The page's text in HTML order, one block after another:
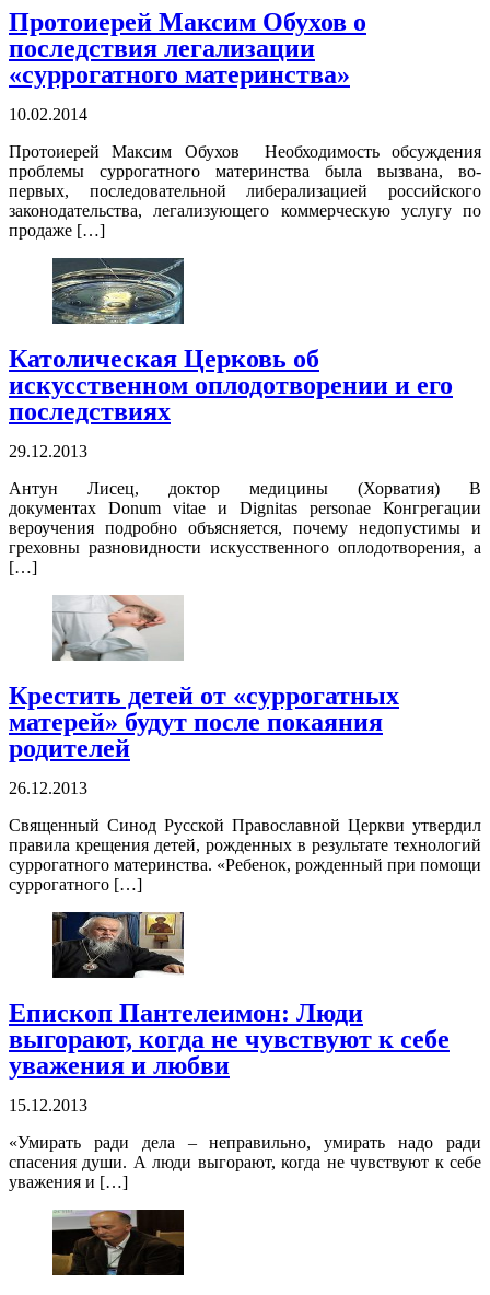
Протоиерей Максим Обухов о
последствия легализации
«суррогатного материнства»
10.02.2014
Протоиерей Максим Обухов Необходимость обсуждения
проблемы суррогатного материнства была вызвана, во-
первых, последовательной либерализацией российского
законодательства, легализующего коммерческую услугу по
продаже […]
Католическая Церковь об
искусственном оплодотворении и его
последствиях
29.12.2013
Антун Лисец, доктор медицины (Хорватия) В
документах Donum vitae и Dignitas personae Конгрегации
вероучения подробно объясняется, почему недопустимы и
греховны разновидности искусственного оплодотворения, а
[…]
Крестить детей от «суррогатных
матерей» будут после покаяния
родителей
26.12.2013
Священный Синод Русской Православной Церкви утвердил
правила крещения детей, рожденных в результате технологий
суррогатного материнства. «Ребенок, рожденный при помощи
суррогатного […]
Епископ Пантелеимон: Люди
выгорают, когда не чувствуют к себе
уважения и любви
15.12.2013
«Умирать ради дела – неправильно, умирать надо ради
спасения души. А люди выгорают, когда не чувствуют к себе
уважения и […]